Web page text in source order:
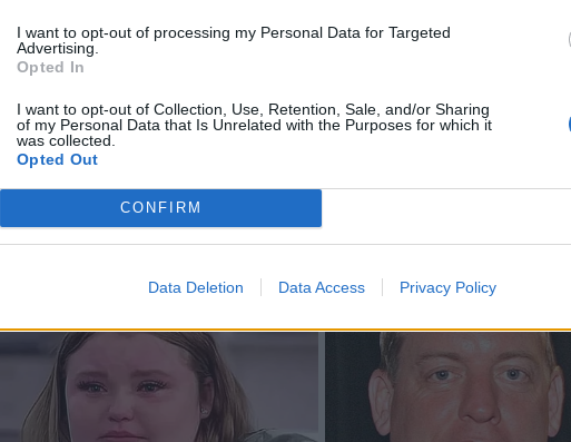
I want to opt-out of processing my Personal Data for Targeted
Advertising.
Opted In
I want to opt-out of Collection, Use, Retention, Sale, and/or Sharing
of my Personal Data that Is Unrelated with the Purposes for which it
was collected.
Opted Out
CONFIRM
Data Deletion Data Access Privacy Policy